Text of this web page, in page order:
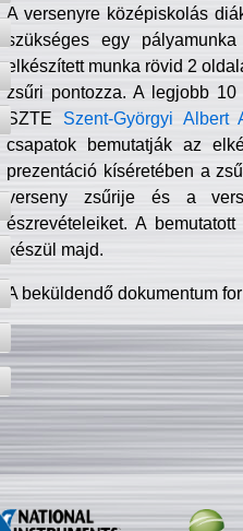
A versenyre középiskolás
szükséges egy
elkészített munka rövid 2
zsűri pontozza. A legjobb
SZTE Szent-Györgyi Albert
csapatok bemutatják az
prezentáció kíséretében a
verseny zsűrije és a
észrevételeiket. A
készül majd.
A beküldendő dokumentum